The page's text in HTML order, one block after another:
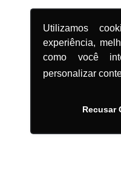
Utilizamos
experiência,
como você
personalizar
Recusar